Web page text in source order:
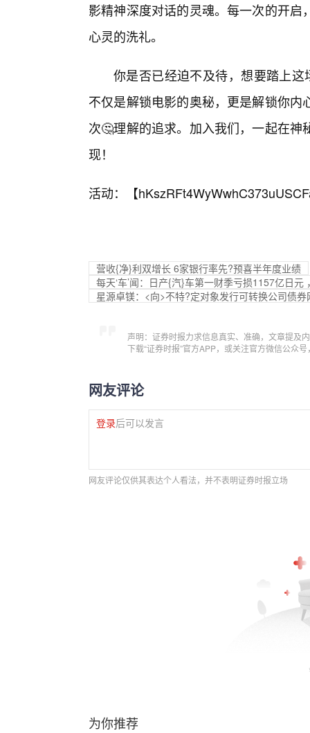
影精神深度对话的灵魂。每一次的开
心灵的洗礼。
你是否已经迫不及待，想要踏上
不仅是解锁电影的奥秘，更是解锁你
次🤔理解的追求。加入我们，一起在
现！
活动：【
营收{净}利双增长 6家银行率先?预喜半年度业绩
每天‘车’闻：日产{汽}车第一财季亏损1157亿日
星源卓镁：<向>不特?定对象发行可转换公司债
声明：证券时报力求信息真实、准确，文章提及
下载“证券时报”官方APP，或关注官方微信公众
网友评论
登录后可以发言
网友评论仅供其表达个人看法，并不表明证券时报立场
为你推荐